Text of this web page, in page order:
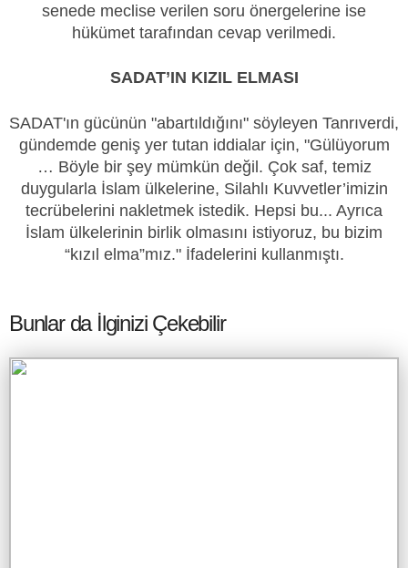
senede meclise verilen soru önergelerine ise
hükümet tarafından cevap verilmedi.
SADAT’IN KIZIL ELMASI
SADAT'ın gücünün "abartıldığını" söyleyen Tanrıverdi,
gündemde geniş yer tutan iddialar için, "Gülüyorum
… Böyle bir şey mümkün değil. Çok saf, temiz
duygularla İslam ülkelerine, Silahlı Kuvvetler’imi­zin
tecrübelerini nakletmek istedik. Hepsi bu... Ayrıca
İslam ülkeleri­nin birlik olmasını istiyoruz, bu bizim
“kızıl elma”mız." İfadelerini kullanmıştı.
Bunlar da İlginizi Çekebilir